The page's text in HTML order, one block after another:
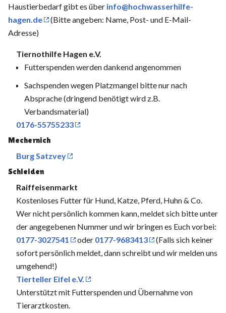
Haustierbedarf gibt es über info@hochwasserhilfe-
hagen.de
(Bitte angeben: Name, Post- und E-Mail-
Adresse)
Tiernothilfe Hagen e.V.
Futterspenden werden dankend angenommen
Sachspenden wegen Platzmangel bitte nur nach
Absprache (dringend benötigt wird z.B.
Verbandsmaterial)
0176-55755233
Mechernich
Burg Satzvey
Schleiden
Raiffeisenmarkt
Kostenloses Futter für Hund, Katze, Pferd, Huhn & Co.
Wer nicht persönlich kommen kann, meldet sich bitte unter
der angegebenen Nummer und wir bringen es Euch vorbei:
0177-3027541
oder 0177-9683413
(Falls sich keiner
sofort persönlich meldet, dann schreibt und wir melden uns
umgehend!)
Tierteller Eifel e.V.
Unterstützt mit Futterspenden und Übernahme von
Tierarztkosten.